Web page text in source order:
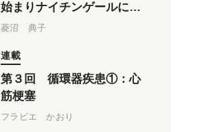
始まりナイチンゲールに終
わる（前編）
菱沼 典子
連載
第３回 循環器疾患①：心
筋梗塞
フラピエ かおり